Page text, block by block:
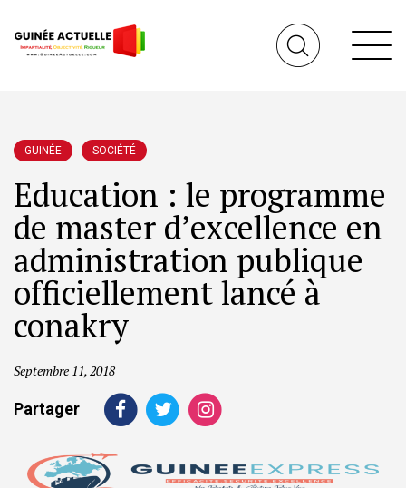
GUINÉE SOCIÉTÉ
Education : le programme
de master d’excellence en
administration publique
officiellement lancé à
conakry
Septembre 11, 2018
Partager